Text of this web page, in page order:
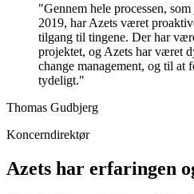
"Gennem hele processen,
2019, har Azets været
tilgang til tingene. Der har
projektet, og Azets har været
change management, og til at
tydeligt."
Thomas Gudbjerg
Koncerndirektør
Azets har erfaringen